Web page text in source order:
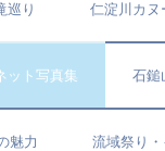
巡り 仁淀川カヌ
ット写真集 石鎚
魅力 流域祭り・